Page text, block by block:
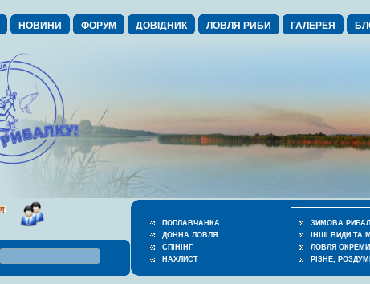
НОВИНИ ФОРУМ ДОВІДНИК ЛОВЛЯ РИБИ ГАЛЕРЕЯ
ПОПЛАВЧАНКА
ДОННА ЛОВЛЯ
СПІНІНГ
НАХЛИСТ
ЗИМОВА
ІНШІ ВИДИ ТА
ЛОВЛЯ
РІЗНЕ,